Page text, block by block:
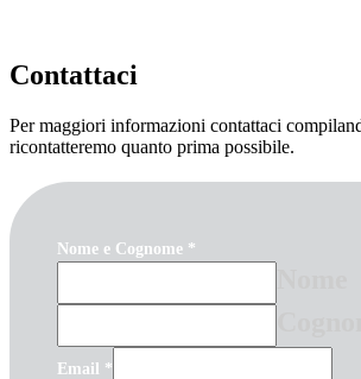
Contattaci
Per maggiori informazioni contattaci
ricontatteremo quanto prima possibile.
Nome e Cognome *
Email *